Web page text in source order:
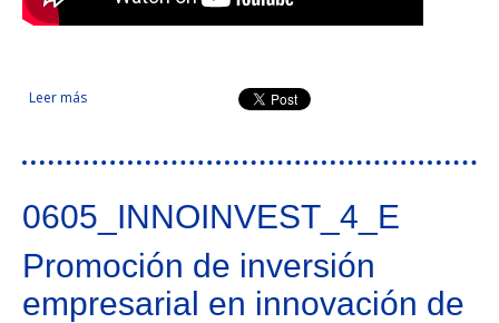
Leer más sobre Crecimiento inteligente a través de la especialización
del tejido empresarial transfronterizo en tecnologías
0605_INNOINVEST_4_E
Promoción de inversión
empresarial en innovación de